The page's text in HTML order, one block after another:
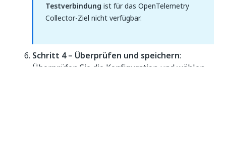
Testverbindung ist für das OpenTelemetry
Collector-Ziel nicht verfügbar.
Schritt 4 – Überprüfen und speichern:
Überprüfen Sie die Konfiguration und wählen